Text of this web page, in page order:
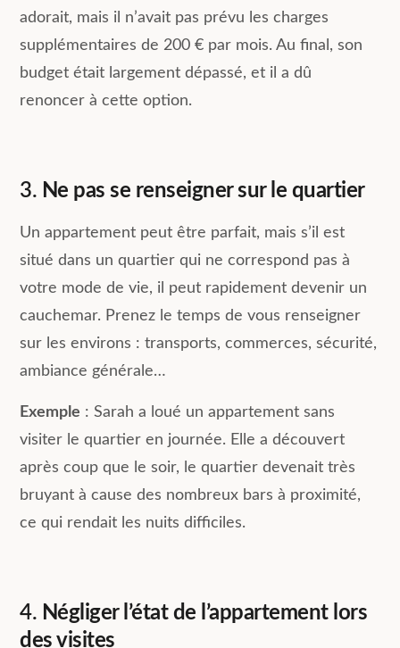
adorait, mais il n’avait pas prévu les charges
supplémentaires de 200 € par mois. Au final, son
budget était largement dépassé, et il a dû
renoncer à cette option.
3. Ne pas se renseigner sur le quartier
Un appartement peut être parfait, mais s’il est
situé dans un quartier qui ne correspond pas à
votre mode de vie, il peut rapidement devenir un
cauchemar. Prenez le temps de vous renseigner
sur les environs : transports, commerces, sécurité,
ambiance générale…
Exemple : Sarah a loué un appartement sans
visiter le quartier en journée. Elle a découvert
après coup que le soir, le quartier devenait très
bruyant à cause des nombreux bars à proximité,
ce qui rendait les nuits difficiles.
4. Négliger l’état de l’appartement lors
des visites